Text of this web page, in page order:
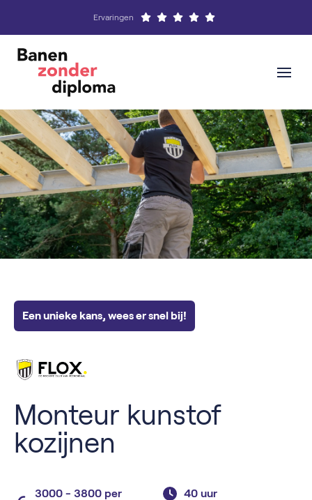
Ervaringen
Een unieke kans, wees er snel bij!
Monteur kunstof
kozijnen
3000 - 3800 per
40 uur